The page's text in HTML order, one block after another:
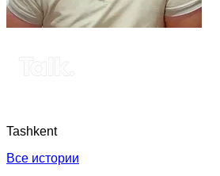
Tashkent
Все истории